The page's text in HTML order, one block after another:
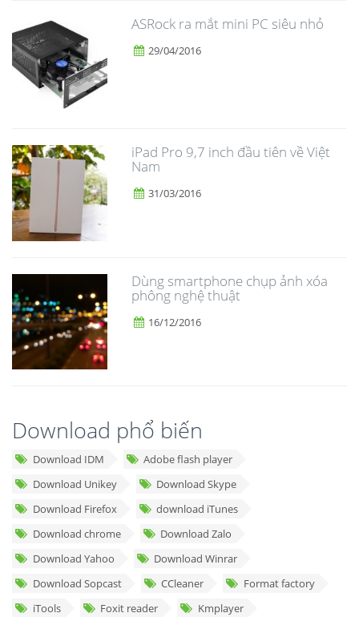
ASRock ra mắt mini PC siêu nhỏ
29/04/2016
iPad Pro 9,7 inch đầu tiên về Việt
Nam
31/03/2016
Dùng smartphone chụp ảnh xóa
phông nghệ thuật
16/12/2016
Download phổ biến
Download IDM
Adobe flash player
Download Unikey
Download Skype
Download Firefox
download iTunes
Download chrome
Download Zalo
Download Yahoo
Download Winrar
Download Sopcast
CCleaner
Format factory
iTools
Foxit reader
Kmplayer